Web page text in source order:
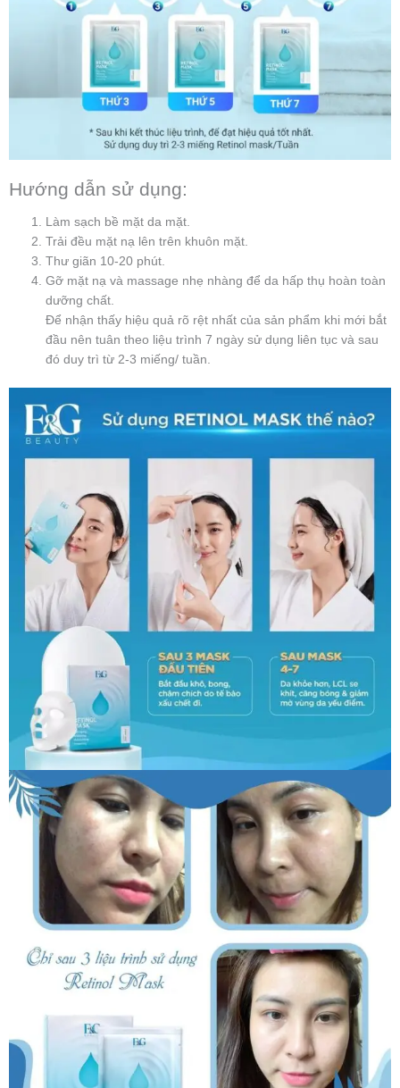
Hướng dẫn sử dụng:
Làm sạch bề mặt da mặt.
Trải đều mặt nạ lên trên khuôn mặt.
Thư giãn 10-20 phút.
Gỡ mặt nạ và massage nhẹ nhàng để da hấp thụ hoàn toàn
dưỡng chất.
Để nhận thấy hiệu quả rõ rệt nhất của sản phẩm khi mới bắt
đầu nên tuân theo liệu trình 7 ngày sử dụng liên tục và sau
đó duy trì từ 2-3 miếng/ tuần.